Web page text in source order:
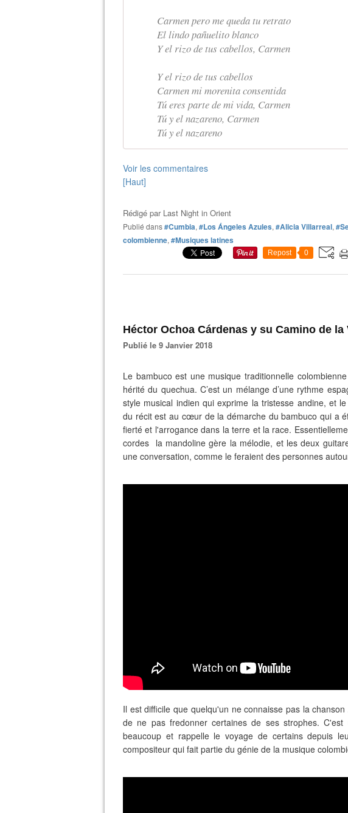
Carmen pero me queda tu retrato
El lindo pañuelito blanco
Y el rizo de tus cabellos, Carmen
Y el rizo de tus cabellos
Carmen mi morenita consentida
Tú eres parte de mi vida, Carmen
Tú y el nazareno, Carmen
Tú y el nazareno
Voir les commentaires
[Haut]
Rédigé par Last Night in Orient
Publié dans#Cumbia, #Los Ángeles Azules, #Alicia Villarreal,
colombienne, #Musiques latines
Repost 0
Héctor Ochoa Cárdenas y su Camino de la
Publié le 9 Janvier 2018
Le bambuco est une musique traditionnelle
hérité du quechua. C’est un mélange d’une rythme
style musical indien qui exprime la tristesse andine, et
du récit est au cœur de la démarche du bambuco qui a
fierté et l'arrogance dans la terre et la race.
cordes la mandoline gère la mélodie, et les deux
une conversation, comme le feraient des personnes
Il est difficile que quelqu'un ne connaisse pas la chanson
de ne pas fredonner certaines de ses strophes.
beaucoup et rappelle le voyage de certains depuis
compositeur qui fait partie du génie de la musique